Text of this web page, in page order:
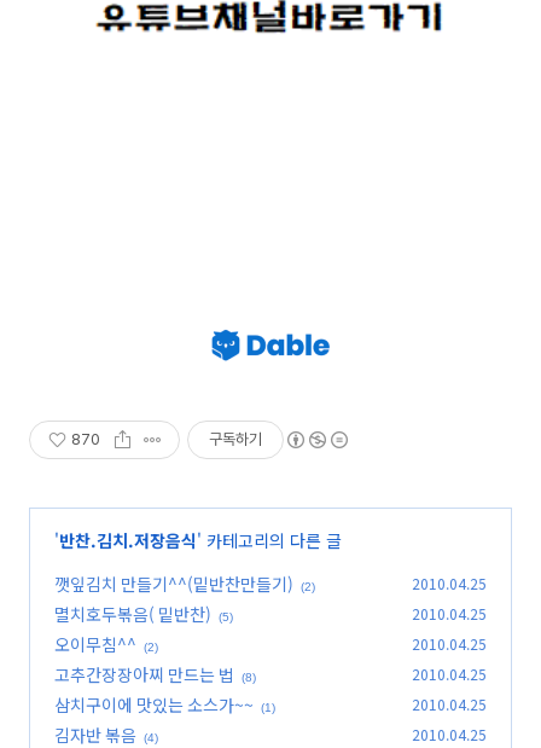
870 구독하기
'반찬.김치.저장음식' 카테고리의 다른 글
깻잎김치 만들기^^(밑반찬만들기)
(2) 2010.04.25
멸치호두볶음( 밑반찬) (5) 2010.04.25
오이무침^^ (2) 2010.04.25
고추간장장아찌 만드는 법 (8) 2010.04.25
삼치구이에 맛있는 소스가~~ (1) 2010.04.25
김자반 볶음 (4) 2010.04.25